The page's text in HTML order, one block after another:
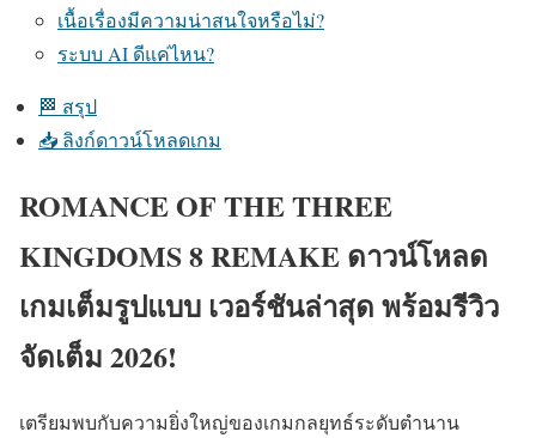
เนื้อเรื่องมีความน่าสนใจหรือไม่?
ระบบ AI ดีแค่ไหน?
🏁 สรุป
📥 ลิงก์ดาวน์โหลดเกม
ROMANCE OF THE THREE
KINGDOMS 8 REMAKE ดาวน์โหลด
เกมเต็มรูปแบบ เวอร์ชันล่าสุด พร้อมรีวิว
จัดเต็ม 2026!
เตรียมพบกับความยิ่งใหญ่ของเกมกลยุทธ์ระดับตำนาน